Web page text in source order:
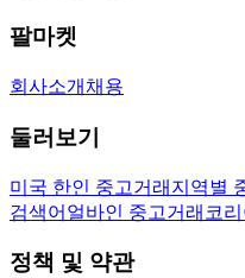
팔마켓
회사소개 채용
둘러보기
미국 한인 중고거래 지역별
검색어 얼바인 중고거래 코
정책 및 약관